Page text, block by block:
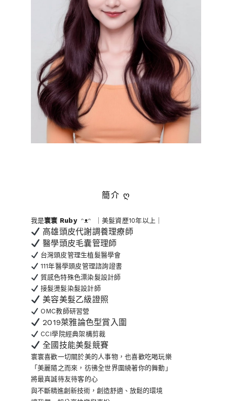
簡介 ღ
我是寰寰 Rubyᵔᴥᵔ ｜美髮資歷10年以上｜
高雄頭皮代謝調養理療師
醫學頭皮毛囊管理師
台灣頭皮管理生植髮醫學會
111年醫學頭皮管理諮詢證書
質感色特殊色漂染髮設計師
接髮燙髮染髮設計師
美容美髮乙級證照
OMC教師研習營
2019萊雅論色型賞入圍
CCI學院經典架構剪裁
全國技能美髮競賽
寰寰喜歡一切關於美的人事物，也喜歡吃喝玩樂
「美麗隨之而來，彷彿全世界圍繞著你的舞動」
將最真誠待友待客的心
與不斷精進創新技術，創造舒適、放鬆的環境